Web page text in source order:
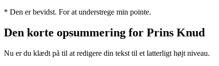
* Den er bevidst. For at understrege min pointe.
Den korte opsummering for Prins Knud
Nu er du klædt på til at redigere din tekst til et latterligt højt niveau.